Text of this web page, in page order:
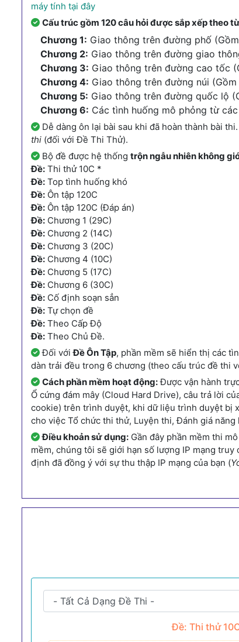
máy tính tại đây
Cấu trúc gồm 120 câu hỏi được sắp xếp theo
Chương 1: Giao thông trên đường phố
Chương 2: Giao thông trên đường giao
Chương 3: Giao thông trên đường cao tốc
Chương 4: Giao thông trên đường núi (Gồm
Chương 5: Giao thông trên đường quốc lộ
Chương 6: Các tình huống mô phỏng từ
Dễ dàng ôn lại bài sau khi đã hoàn thành bài
thi (đối với Đề Thi Thử).
Bộ đề được hệ thống trộn ngẫu nhiên không
Đề: Thi thử 10C *
Đề: Top tình huống khó
Đề: Ôn tập 120C
Đề: Ôn tập 120C (Đáp án)
Đề: Chương 1 (29C)
Đề: Chương 2 (14C)
Đề: Chương 3 (20C)
Đề: Chương 4 (10C)
Đề: Chương 5 (17C)
Đề: Chương 6 (30C)
Đề: Cố định soạn sẳn
Đề: Tự chọn đề
Đề: Theo Cấp Độ
Đề: Theo Chủ Đề.
Đối vớiĐề Ôn Tập, phần mềm sẽ hiển thị các
dàn trải đều trong 6 chương (theo cấu trúc đề thi
Cách phần mềm hoạt động:Được vận hành
Ổ cứng đám mây (Cloud Hard Drive), câu trả lời
cookie) trên trình duyệt, khi dữ liệu trình duyệt bị
cho việc Tổ chức thi thử, Luyện thi, Đánh giá
Điều khoản sử dụng: Gần đây phần mềm thi
mềm, chúng tôi sẽ giới hạn số lượng IP mạng truy
định đã đồng ý với sự thu thập IP mạng của bạn (
Đề: Thi thử